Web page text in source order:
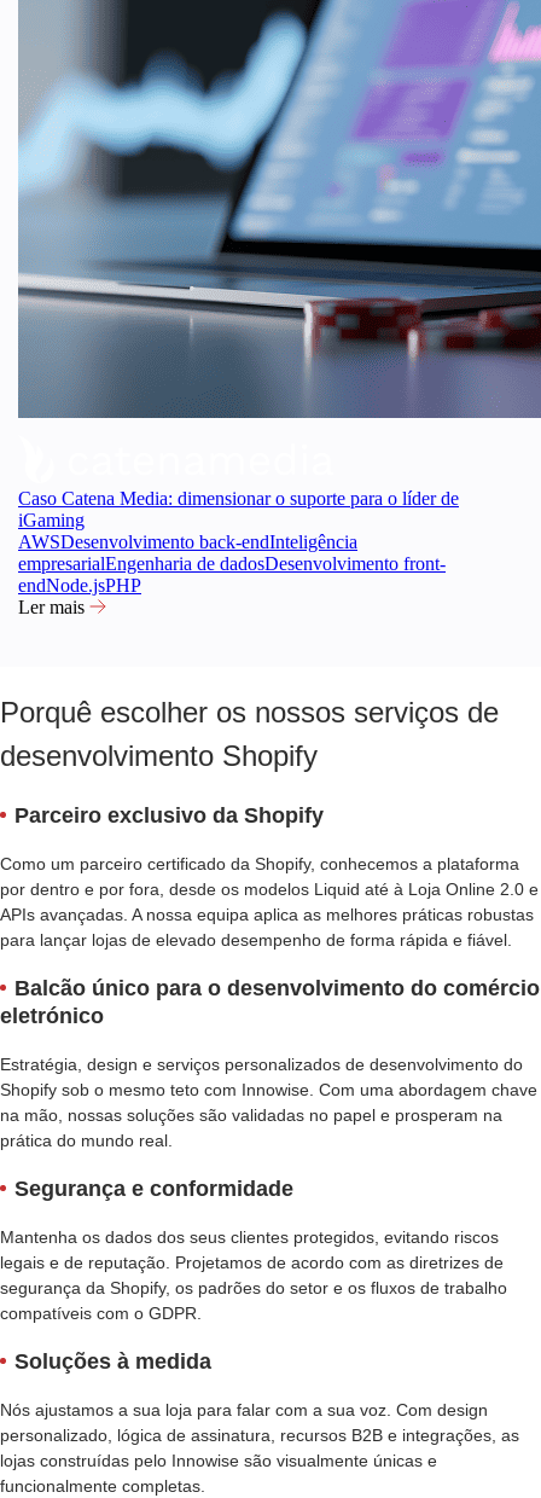
Caso Catena Media: dimensionar o suporte para o líder de
iGaming
AWSDesenvolvimento back-endInteligência
empresarialEngenharia de dadosDesenvolvimento front-
endNode.jsPHP
Ler mais
Porquê escolher os nossos serviços de
desenvolvimento Shopify
Parceiro exclusivo da Shopify
Como um parceiro certificado da Shopify, conhecemos a plataforma
por dentro e por fora, desde os modelos Liquid até à Loja Online 2.0 e
APIs avançadas. A nossa equipa aplica as melhores práticas robustas
para lançar lojas de elevado desempenho de forma rápida e fiável.
Balcão único para o desenvolvimento do comércio
eletrónico
Estratégia, design e serviços personalizados de desenvolvimento do
Shopify sob o mesmo teto com Innowise. Com uma abordagem chave
na mão, nossas soluções são validadas no papel e prosperam na
prática do mundo real.
Segurança e conformidade
Mantenha os dados dos seus clientes protegidos, evitando riscos
legais e de reputação. Projetamos de acordo com as diretrizes de
segurança da Shopify, os padrões do setor e os fluxos de trabalho
compatíveis com o GDPR.
Soluções à medida
Nós ajustamos a sua loja para falar com a sua voz. Com design
personalizado, lógica de assinatura, recursos B2B e integrações, as
lojas construídas pelo Innowise são visualmente únicas e
funcionalmente completas.